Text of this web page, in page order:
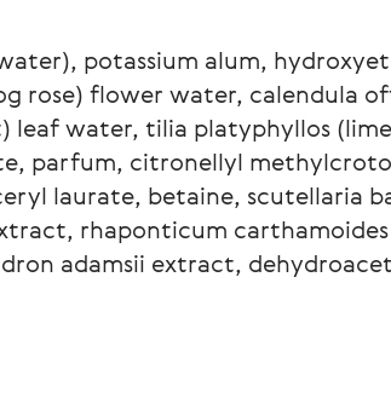
potassium alum,
rose) flower water, calendula
leaf water, tilia platyphyllos
parfum, citronellyl
laurate, betaine, scutellaria
rhaponticum
adamsii extract,